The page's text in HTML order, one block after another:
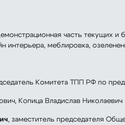
часть текущих и
интерьера, меблировка,
Комитета ТПП РФ по
Копица Владислав Николаевич
, заместитель председателя